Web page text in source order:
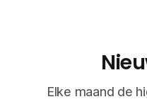
Elke maand de